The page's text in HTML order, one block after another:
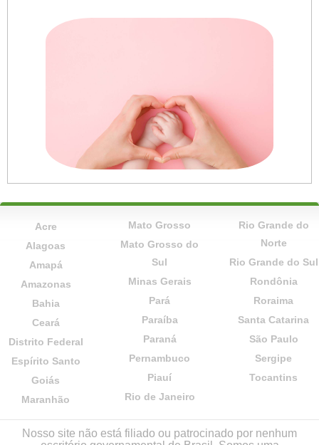
Acre
Alagoas
Amapá
Amazonas
Bahia
Ceará
Distrito Federal
Espírito Santo
Goiás
Maranhão
Mato Grosso
Mato Grosso do
Sul
Minas Gerais
Pará
Paraíba
Paraná
Pernambuco
Piauí
Rio de Janeiro
Rio Grande do
Norte
Rio Grande do Sul
Rondônia
Roraima
Santa Catarina
São Paulo
Sergipe
Tocantins
Nosso site não está filiado ou patrocinado por nenhum